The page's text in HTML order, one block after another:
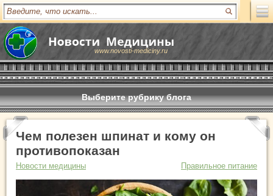
www.novosti-mediciny.ru
Выберите рубрику блога
Чем полезен шпинат и кому он
противопоказан
Новости медицины Правильное питание